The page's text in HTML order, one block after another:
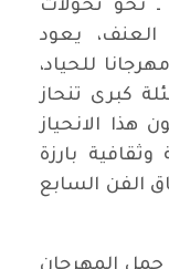
ـ نحو تحولات
العنف، يعود
للحياد،
كبرى تنحاز
هذا الانحياز
بارزة
الفن السابع